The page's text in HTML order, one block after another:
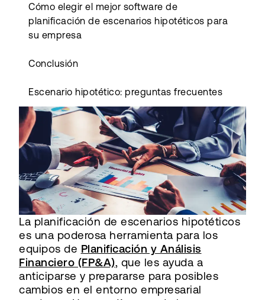
Cómo elegir el mejor software de
planificación de escenarios hipotéticos para
su empresa
Conclusión
Escenario hipotético: preguntas frecuentes
La planificación de escenarios hipotéticos
es una poderosa herramienta para los
equipos de Planificación y Análisis
Financiero (FP&A), que les ayuda a
anticiparse y prepararse para posibles
cambios en el entorno empresarial